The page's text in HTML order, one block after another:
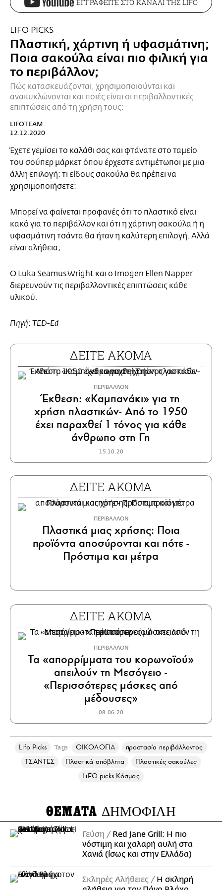
ΕΓΓΡΑΦΕΙΤΕ ΣΤΟ ΚΑΝΑΛΙ ΤΗΣ LIFO
LIFO PICKS
Πλαστική, χάρτινη ή υφασμάτινη;
Ποια σακούλα είναι πιο φιλική για
το περιβάλλον;
Πώς κατασκευάζονται, χρησιμοποιούνται και
ανακυκλώνονται και ποιές είναι οι περιβαλλοντικές
επιπτώσεις από τη χρήση τους;
LIFOTEAM
12.12.2020
Έχετε γεμίσει το καλάθι σας και φτάνατε στο ταμείο
του σούπερ μάρκετ όπου έρχεστε αντιμέτωποι με μια
άλλη επιλογή: τι είδους σακούλα θα πρέπει να
χρησιμοποιήσετε;
Μπορεί να φαίνεται προφανές ότι το πλαστικό είναι
κακό για το περιβάλλον και ότι η χάρτινη σακούλα ή η
υφασμάτινη τσάντα θα ήταν η καλύτερη επιλογή. Αλλά
είναι αλήθεια;
Ο Luka Seamus Wright και ο Imogen Ellen Napper
διερευνούν τις περιβαλλοντικές επιπτώσεις κάθε
υλικού.
Πηγή: TED-Ed
ΔΕΙΤΕ ΑΚΟΜΑ
ΠΕΡΙΒΑΛΛΟΝ
Έκθεση: «Καμπανάκι» για τη
χρήση πλαστικών- Από το 1950
έχει παραχθεί 1 τόνος για κάθε
άνθρωπο στη Γη
15.10.20
ΔΕΙΤΕ ΑΚΟΜΑ
ΠΕΡΙΒΑΛΛΟΝ
Πλαστικά μιας χρήσης: Ποια
προϊόντα αποσύρονται και πότε -
Πρόστιμα και μέτρα
ΔΕΙΤΕ ΑΚΟΜΑ
ΠΕΡΙΒΑΛΛΟΝ
Τα «απορρίμματα του κορωνοϊού»
απειλούν τη Μεσόγειο -
«Περισσότερες μάσκες από
μέδουσες»
08.06.20
Lifo Picks Tags ΟΙΚΟΛΟΓΙΑ
προστασία περιβάλλοντος
ΤΣΑΝΤΕΣ
Πλαστικά απόβλητα
Πλαστικές σακούλες
LiFO picks Κόσμος
ΘΕΜΑΤΑ ΔΗΜΟΦΙΛΗ
Γεύση
Red Jane Grill: Η πιο
νόστιμη και χαλαρή αυλή στα
Χανιά (ίσως και στην Ελλάδα)
Σκληρές Αλήθειες
H σκληρή